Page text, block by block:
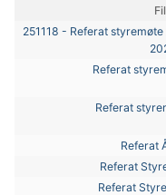
251118 - Referat
Referat
Referat
Referat
Referat
Referat